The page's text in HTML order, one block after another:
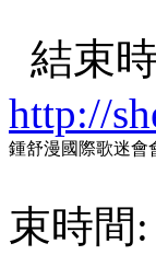
結束
http://
鍾舒漫國際歌迷會
束時間